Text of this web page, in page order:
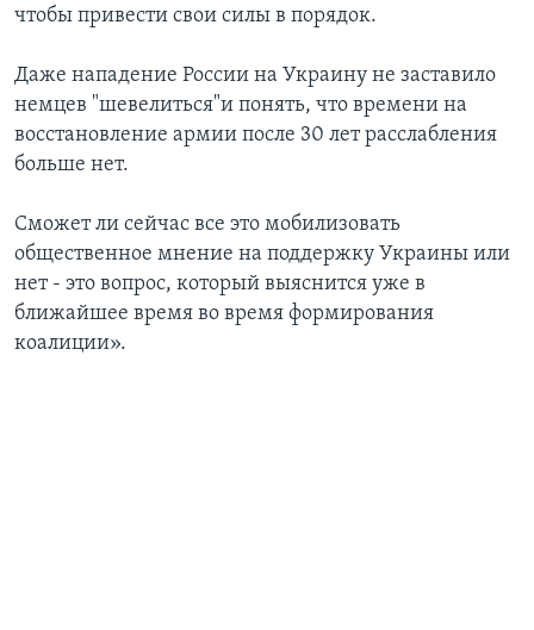
чтобы привести свои силы в порядок.
Даже нападение России на Украину не заставило
немцев "шевелиться"и понять, что времени на
восстановление армии после 30 лет расслабления
больше нет.
Сможет ли сейчас все это мобилизовать
общественное мнение на поддержку Украины или
нет - это вопрос, который выяснится уже в
ближайшее время во время формирования
коалиции».